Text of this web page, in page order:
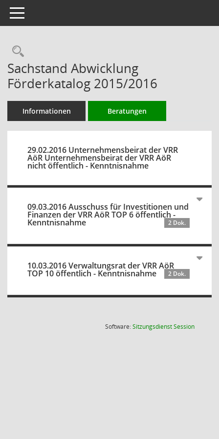
Toggle navigation
Rechercheauswahl
Sachstand Abwicklung
Förderkatalog 2015/2016
Informationen Beratungen
29.02.2016 Unternehmensbeirat der VRR
AöR Unternehmensbeirat der VRR AöR
nicht öffentlich - Kenntnisnahme
09.03.2016 Ausschuss für Investitionen und
Finanzen der VRR AöR TOP 6 öffentlich -
Kenntnisnahme 2 Dok.
10.03.2016 Verwaltungsrat der VRR AöR
TOP 10 öffentlich - Kenntnisnahme 2 Dok.
Software:SitzungsdienstSession(Wird in